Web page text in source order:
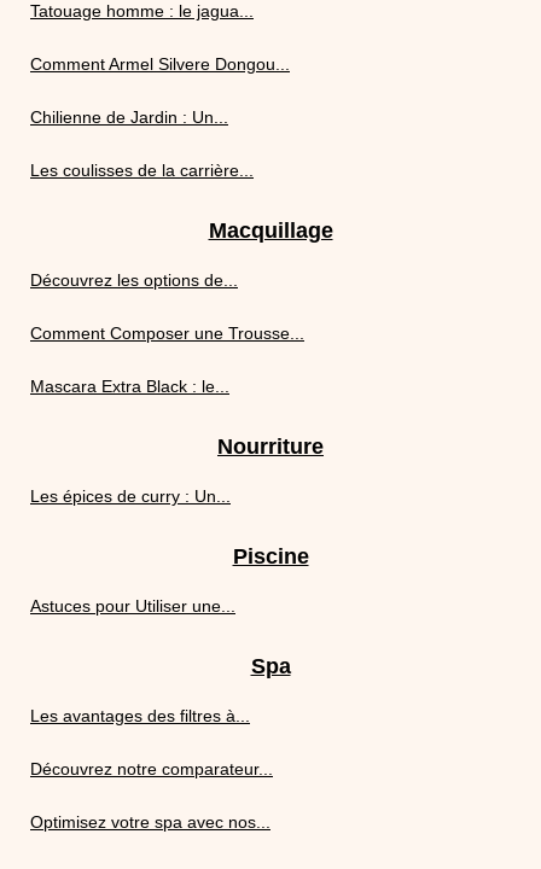
Tatouage homme : le jagua...
Comment Armel Silvere Dongou...
Chilienne de Jardin : Un...
Les coulisses de la carrière...
Macquillage
Découvrez les options de...
Comment Composer une Trousse...
Mascara Extra Black : le...
Nourriture
Les épices de curry : Un...
Piscine
Astuces pour Utiliser une...
Spa
Les avantages des filtres à...
Découvrez notre comparateur...
Optimisez votre spa avec nos...